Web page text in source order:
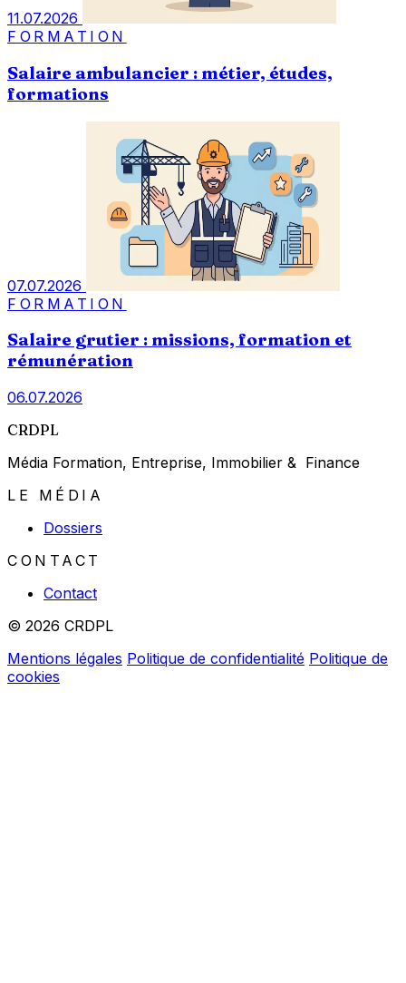
11.07.2026
FORMATION
Salaire ambulancier : métier, études,
formations
07.07.2026
FORMATION
Salaire grutier : missions, formation et
rémunération
06.07.2026
CRDPL
Média Formation, Entreprise, Immobilier & Finance
LE MÉDIA
Dossiers
CONTACT
Contact
© 2026 CRDPL
Mentions légales Politique de confidentialité Politique de
cookies